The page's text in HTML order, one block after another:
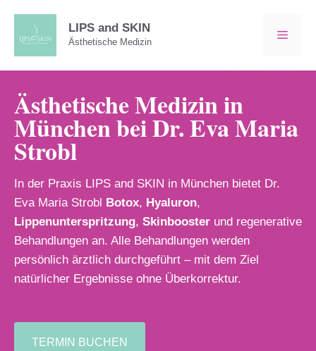
springen
LIPS and SKIN
Ästhetische Medizin
Ästhetische Medizin in
München bei Dr. Eva Maria
Strobl
In der Praxis LIPS and SKIN in München bietet Dr.
Eva Maria Strobl Botox, Hyaluron,
Lippenunterspritzung, Skinbooster und regenerative
Behandlungen an. Alle Behandlungen werden
persönlich ärztlich durchgeführt – mit dem Ziel
natürlicher Ergebnisse ohne Überkorrektur.
TERMIN BUCHEN